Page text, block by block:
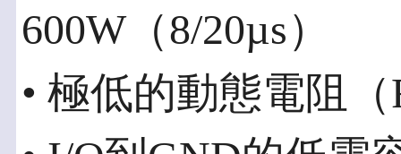
600W（8/20µs）
• 極低的動態電阻